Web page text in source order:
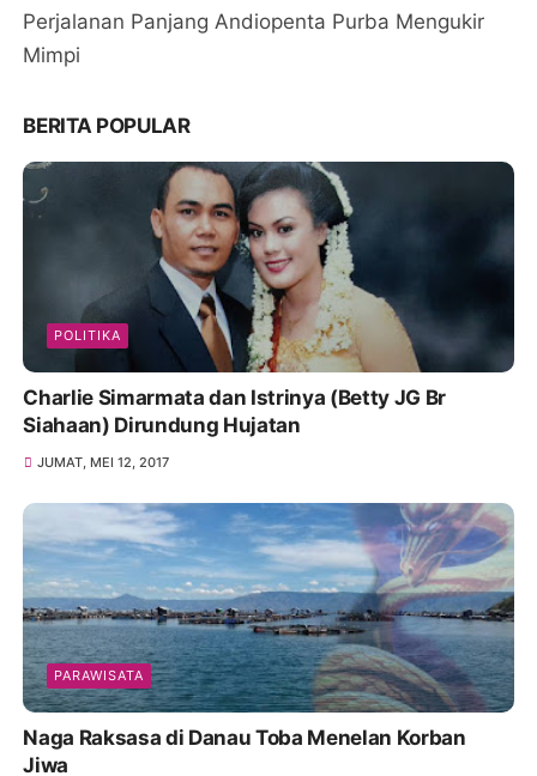
Perjalanan Panjang Andiopenta Purba Mengukir
Mimpi
BERITA POPULAR
POLITIKA
Charlie Simarmata dan Istrinya (Betty JG Br
Siahaan) Dirundung Hujatan
JUMAT, MEI 12, 2017
PARAWISATA
Naga Raksasa di Danau Toba Menelan Korban
Jiwa